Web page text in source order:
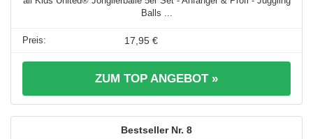
Balls ...
17,95 €
ZUM TOP ANGEBOT »
8